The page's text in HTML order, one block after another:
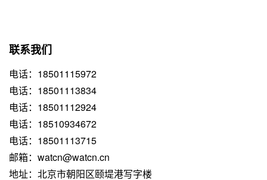
联系我们
电话：18501115972
电话：18501113834
电话：18501112924
电话：18510934672
电话：18501113715
邮箱：watcn@watcn.cn
地址：北京市朝阳区颐堤港写字楼